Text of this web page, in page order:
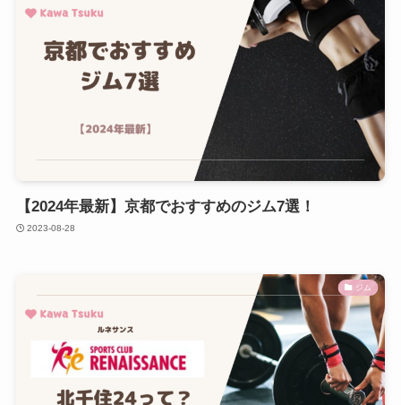
【2024年最新】京都でおすすめのジム7選！
2023-08-28
ジム